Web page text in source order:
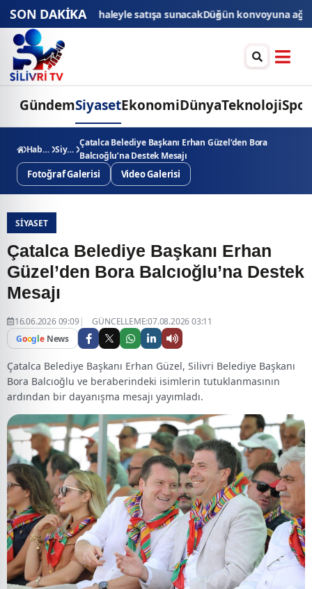
SON DAKİKA
satışa sunacakDüğün konvoyuna ağır fatura: 540 bin lira
GündemSiyasetEkonomiDünyaTeknolojiSpor
Haberler Siyaset
Çatalca Belediye Başkanı Erhan Güzel’den Bora
Balcıoğlu’na Destek Mesajı
Fotoğraf Galerisi Video Galerisi
SIYASET
Çatalca Belediye Başkanı Erhan
Güzel’den Bora Balcıoğlu’na Destek
Mesajı
16.06.2026 09:09
GÜNCELLEME:07.08.2026 03:11
Google News
Çatalca Belediye Başkanı Erhan Güzel, Silivri Belediye Başkanı
Bora Balcıoğlu ve beraberindeki isimlerin tutuklanmasının
ardından bir dayanışma mesajı yayımladı.